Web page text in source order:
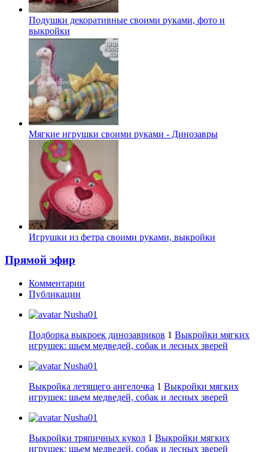
Подушки декоративные своими руками, фото и
выкройки
Мягкие игрушки своими руками - Динозавры
Игрушки из фетра своими руками, выкройки
Прямой эфир
Комментарии
Публикации
Nusha01
Подборка выкроек динозавриков 1 Выкройки мягких
игрушек: шьем медведей, собак и лесных зверей
Nusha01
Выкройка летящего ангелочка 1 Выкройки мягких
игрушек: шьем медведей, собак и лесных зверей
Nusha01
Выкройки тряпичных кукол 1 Выкройки мягких
игрушек: шьем медведей, собак и лесных зверей